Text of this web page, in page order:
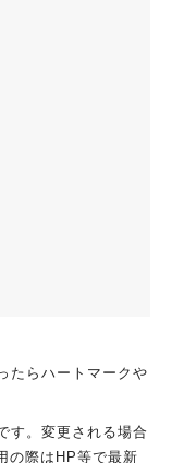
たらハートマークや
す。変更される場合
の際はHP等で最新